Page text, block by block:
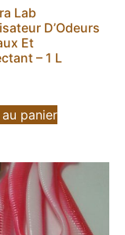
Lab
D’Odeurs
Et
– 1 L
panier